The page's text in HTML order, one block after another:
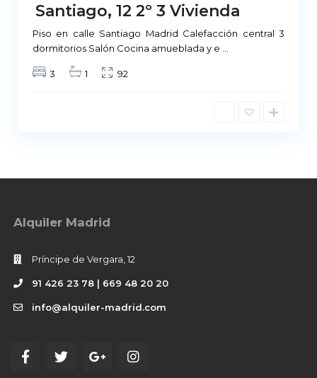
Santiago, 12 2º 3 Vivienda
Piso en calle Santiago Madrid Calefacción central 3
dormitorios Salón Cocina amueblada y e
3 1 92
Alquiler Madrid
Príncipe de Vergara, 12
91 426 23 78 | 669 48 20 20
info@alquiler-madrid.com